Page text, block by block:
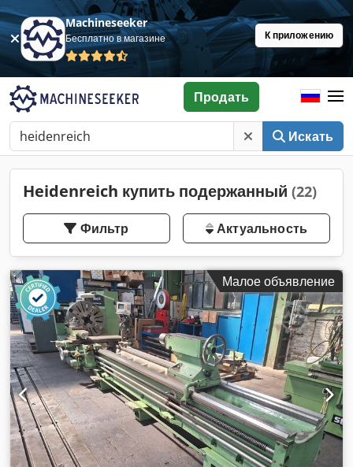
Machineseeker
Бесплатно в магазине К приложению
Искать
Продать
Heidenreich купить подержанный (22)
Фильтр Актуальность
Малое объявление